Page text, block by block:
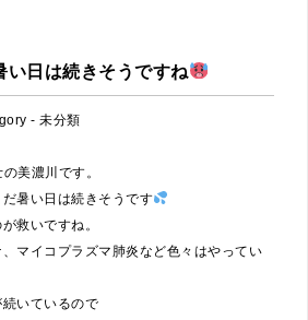
い日は続きそうですね
- 未分類
美濃川です。
暑い日は続きそうです
救いですね。
マイコプラズマ肺炎など色々はやってい
いているので